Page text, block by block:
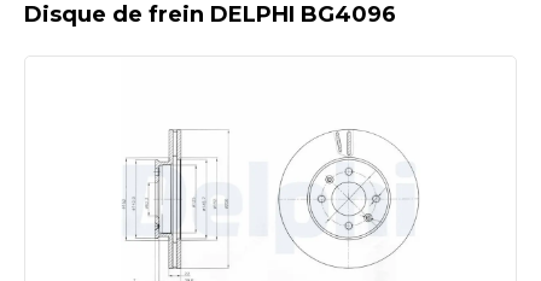
Disque de frein DELPHI BG4096